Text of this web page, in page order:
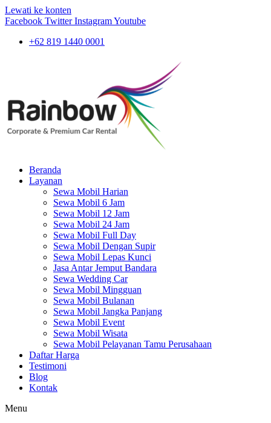
Lewati ke konten
Facebook Twitter InstagramYoutube
+62 819 1440 0001
Beranda
Layanan
Sewa Mobil Harian
Sewa Mobil 6 Jam
Sewa Mobil 12 Jam
Sewa Mobil 24 Jam
Sewa Mobil Full Day
Sewa Mobil Dengan Supir
Sewa Mobil Lepas Kunci
Jasa Antar Jemput Bandara
Sewa Wedding Car
Sewa Mobil Mingguan
Sewa Mobil Bulanan
Sewa Mobil Jangka Panjang
Sewa Mobil Event
Sewa Mobil Wisata
Sewa Mobil Pelayanan Tamu Perusahaan
Daftar Harga
Testimoni
Blog
Kontak
Menu